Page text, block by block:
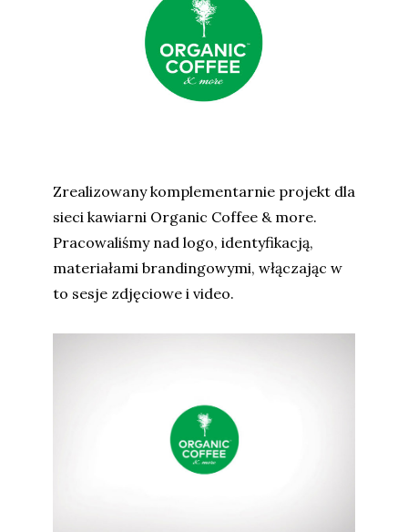
Zrealizowany komplementarnie projekt dla
sieci kawiarni Organic Coffee & more.
Pracowaliśmy nad logo, identyfikacją,
materiałami brandingowymi, włączając w
to sesje zdjęciowe i video.